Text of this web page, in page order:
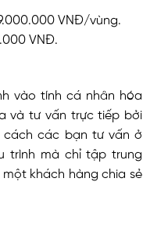
VNĐ/vùng.
VNĐ.
vào tính cá nhân hóa
và tư vấn trực tiếp bởi
cách các bạn tư vấn ở
trình mà chỉ tập trung
khách hàng chia sẻ